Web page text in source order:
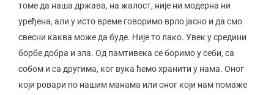
томе да наша држава, на жалост, није ни модерна ни
уређена, али у исто време говоримо врло јасно и да смо
свесни каква може да буде. Није то лако. Увек у средини
борбе добра и зла. Од памтивека се боримо у себи, са
собом и са другима, ког вука ћемо хранити у нама. Оног
који ровари по нашим манама или оног који нам помаже